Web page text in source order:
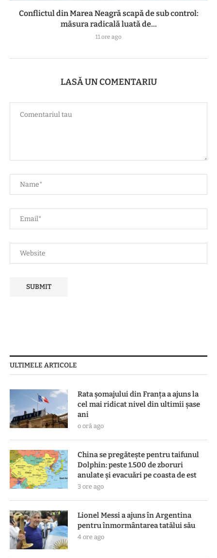
Conflictul din Marea Neagră scapă de sub control:
măsura radicală luată de...
11 ore ago
LASĂ UN COMENTARIU
ULTIMELE ARTICOLE
Rata șomajului din Franța a ajuns la
cel mai ridicat nivel din ultimii șase
ani
o oră ago
China se pregătește pentru taifunul
Dolphin: peste 1.500 de zboruri
anulate și evacuări pe coasta de est
3 ore ago
Lionel Messi a ajuns în Argentina
pentru înmormântarea tatălui său
4 ore ago